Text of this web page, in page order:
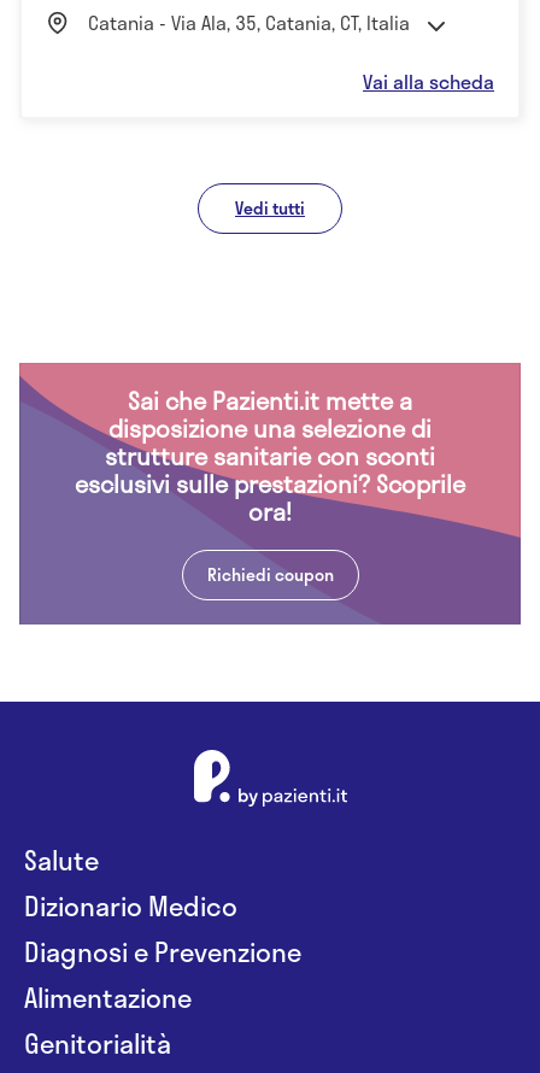
Catania - Via Ala, 35, Catania, CT, Italia
Vai alla scheda
Vedi tutti
Sai che Pazienti.it mette a
disposizione una selezione di
strutture sanitarie con sconti
esclusivi sulle prestazioni? Scoprile
ora!
Richiedi coupon
Salute
Dizionario Medico
Diagnosi e Prevenzione
Alimentazione
Genitorialità